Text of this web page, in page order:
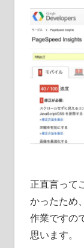
正直言って
かったため
作業ですの
思います。